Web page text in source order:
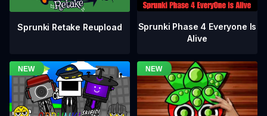
Sprunki Retake Reupload
Sprunki Phase 4 Everyone Is
Alive